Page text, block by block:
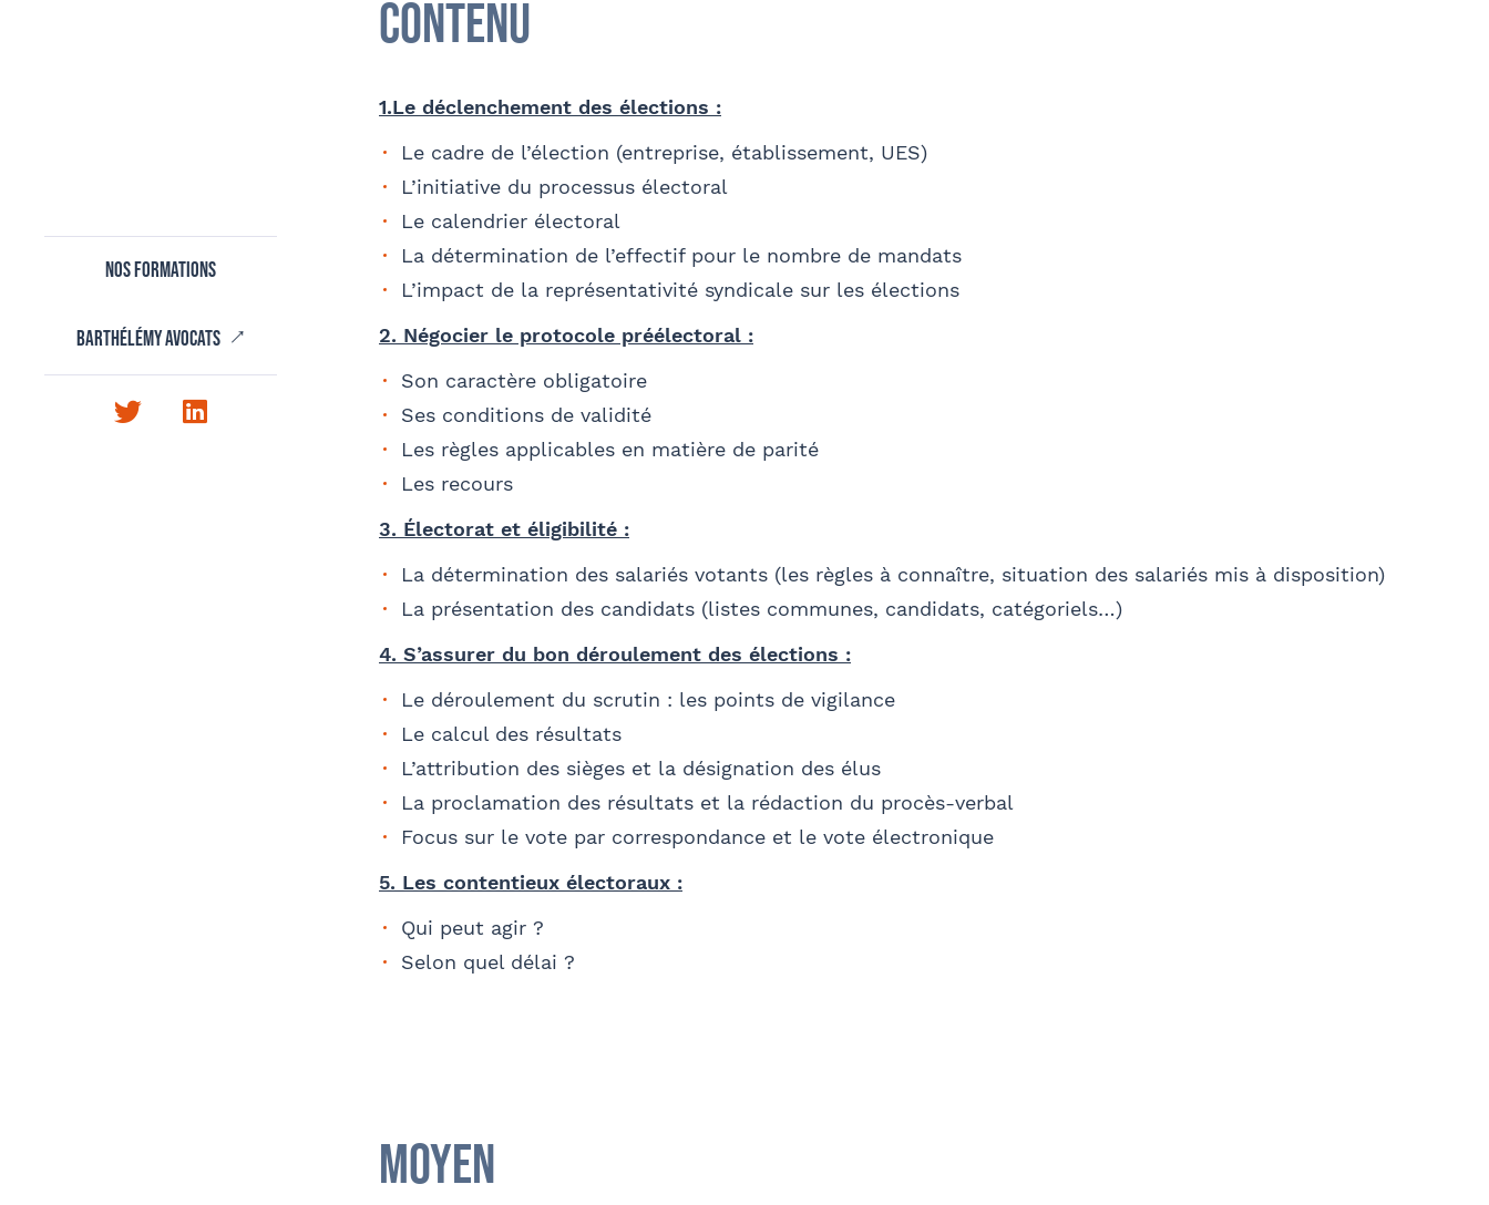
Nos formations
Barthélémy avocats
Twitter LinkedIn
Contenu
1.Le déclenchement des élections :
Le cadre de l’élection (entreprise, établissement, UES)
L’initiative du processus électoral
Le calendrier électoral
La détermination de l’effectif pour le nombre de mandats
L’impact de la représentativité syndicale sur les élections
2. Négocier le protocole préélectoral :
Son caractère obligatoire
Ses conditions de validité
Les règles applicables en matière de parité
Les recours
3. Électorat et éligibilité :
La détermination des salariés votants (les règles à connaître, situation des salariés mis à disposition)
La présentation des candidats (listes communes, candidats, catégoriels…)
4. S’assurer du bon déroulement des élections :
Le déroulement du scrutin : les points de vigilance
Le calcul des résultats
L’attribution des sièges et la désignation des élus
La proclamation des résultats et la rédaction du procès-verbal
Focus sur le vote par correspondance et le vote électronique
5. Les contentieux électoraux :
Qui peut agir ?
Selon quel délai ?
Moyen
Tapez votre recherche et validez
Sélectionnez votre bureau
Barthélémy Avocats